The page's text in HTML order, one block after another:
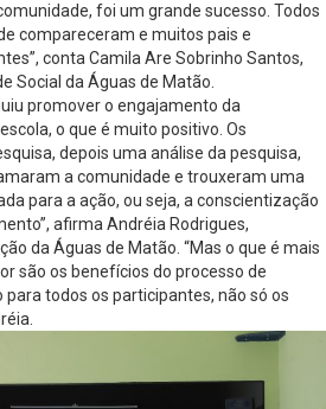
foi um grande sucesso. Todos
compareceram e muitos pais e
conta Camila Are Sobrinho Santos,
Social da Águas de Matão.
promover o engajamento da
o que é muito positivo. Os
depois uma análise da pesquisa,
a comunidade e trouxeram uma
para a ação, ou seja, a conscientização
afirma Andréia Rodrigues,
da Águas de Matão. “Mas o que é mais
são os benefícios do processo de
todos os participantes, não só os